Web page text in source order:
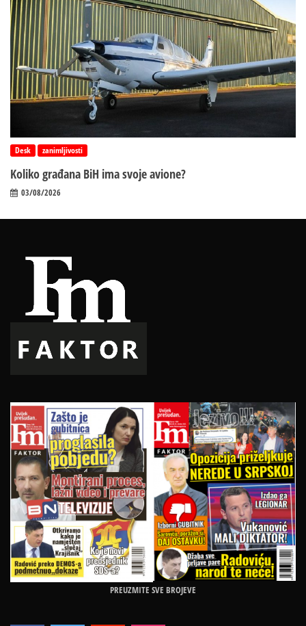
Desk zanimljivosti
Koliko građana BiH ima svoje avione?
03/08/2026
PREUZMITE SVE BROJEVE